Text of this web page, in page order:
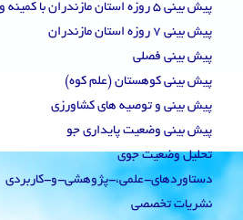
پیش بینی 5 روزه استان مازندران با کمینه و بیشینه دما
پیش بینی 7 روزه استان مازندران
پیش بینی فصلی
پیش بینی کوهستان (علم کوه)
پیش بینی و توصیه های کشاورزی
پیش بینی وضعیت پایداری جو
تحلیل وضعیت جوی
دستاوردهای-علمی،-پژوهشی-و-کاربردی
نشریات تخصصی